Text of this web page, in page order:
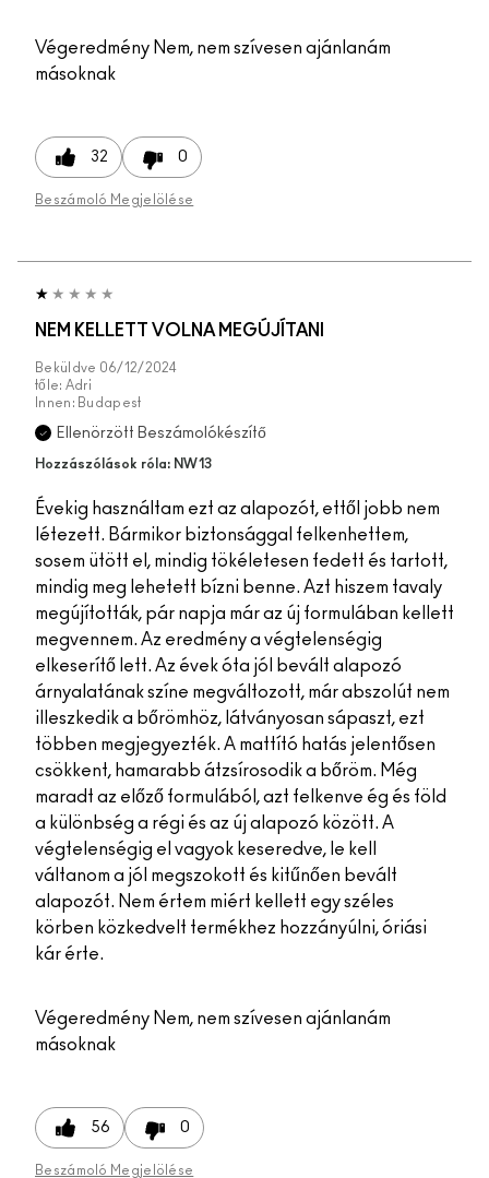
Végeredmény Nem, nem szívesen ajánlanám
másoknak
32 0
Beszámoló Megjelölése
NEM KELLETT VOLNA MEGÚJÍTANI
Beküldve 06/12/2024
tőle: Adri
Innen: Budapest
Ellenörzött Beszámolókészítő
Hozzászólások róla: NW13
Évekig használtam ezt az alapozót, ettől jobb nem
létezett. Bármikor biztonsággal felkenhettem,
sosem ütött el, mindig tökéletesen fedett és tartott,
mindig meg lehetett bízni benne. Azt hiszem tavaly
megújították, pár napja már az új formulában kellett
megvennem. Az eredmény a végtelenségig
elkeserítő lett. Az évek óta jól bevált alapozó
árnyalatának színe megváltozott, már abszolút nem
illeszkedik a bőrömhöz, látványosan sápaszt, ezt
többen megjegyezték. A mattító hatás jelentősen
csökkent, hamarabb átzsírosodik a bőröm. Még
maradt az előző formulából, azt felkenve ég és föld
a különbség a régi és az új alapozó között. A
végtelenségig el vagyok keseredve, le kell
váltanom a jól megszokott és kitűnően bevált
alapozót. Nem értem miért kellett egy széles
körben közkedvelt termékhez hozzányúlni, óriási
kár érte.
Végeredmény Nem, nem szívesen ajánlanám
másoknak
56 0
Beszámoló Megjelölése